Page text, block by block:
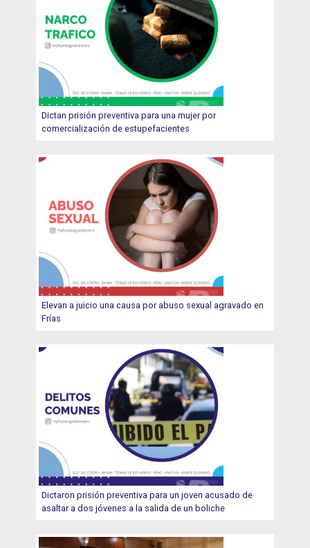
Dictan prisión preventiva para una mujer por
comercialización de estupefacientes
Elevan a juicio una causa por abuso sexual agravado en
Frías
Dictaron prisión preventiva para un joven acusado de
asaltar a dos jóvenes a la salida de un boliche